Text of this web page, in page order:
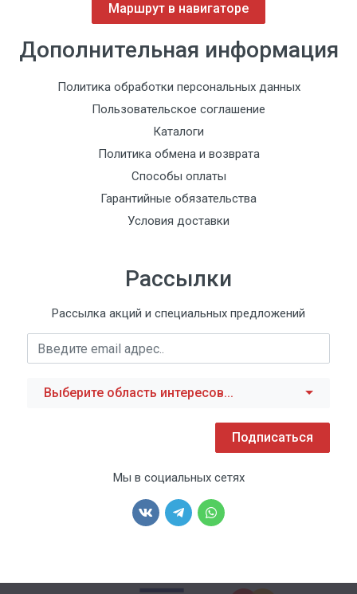
Маршрут в навигаторе
Дополнительная информация
Политика обработки персональных данных
Пользовательское соглашение
Каталоги
Политика обмена и возврата
Способы оплаты
Гарантийные обязательства
Условия доставки
Рассылки
Рассылка акций и специальных предложений
Выберите область интересов...
Подписаться
Мы в социальных сетях